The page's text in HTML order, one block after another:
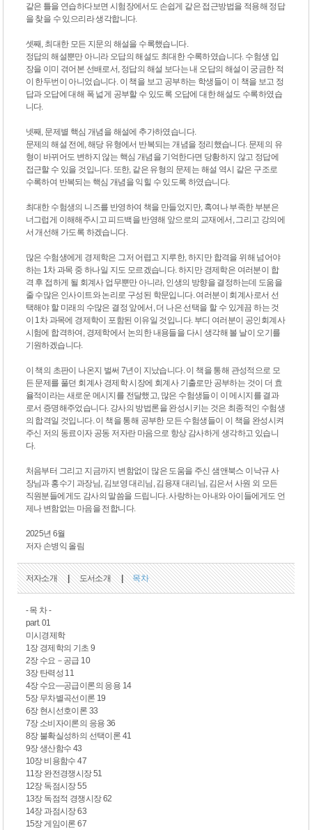
같은 틀을 연습하다보면 시험장에서도 손쉽게 같은 접근방법을 적용해 정답
을 찾을 수 있으리라 생각합니다.
셋째, 최대한 모든 지문의 해설을 수록했습니다.
정답의 해설뿐만 아니라 오답의 해설도 최대한 수록하였습니다. 수험생 입
장을 이미 겪어본 선배로서, 정답의 해설 보다는 내 오답의 해설이 궁금한 적
이 한두번이 아니었습니다. 이 책을 보고 공부하는 학생들이 이 책을 보고 정
답과 오답에 대해 폭 넓게 공부할 수 있도록 오답에 대한 해설도 수록하였습
니다.
넷째, 문제별 핵심 개념을 해설에 추가하였습니다.
문제의 해설 전에, 해당 유형에서 반복되는 개념을 정리했습니다. 문제의 유
형이 바뀌어도 변하지 않는 핵심 개념을 기억한다면 당황하지 않고 정답에
접근할 수 있을 것입니다. 또한, 같은 유형의 문제는 해설 역시 같은 구조로
수록하여 반복되는 핵심 개념을 익힐 수 있도록 하였습니다.
최대한 수험생의 니즈를 반영하여 책을 만들었지만, 혹여나 부족한 부분은
너그럽게 이해해주시고 피드백을 반영해 앞으로의 교재에서, 그리고 강의에
서 개선해 가도록 하겠습니다.
많은 수험생에게 경제학은 그저 어렵고 지루한, 하지만 합격을 위해 넘어야
하는 1차 과목 중 하나일 지도 모르겠습니다. 하지만 경제학은 여러분이 합
격 후 접하게 될 회계사 업무뿐만 아니라, 인생의 방향을 결정하는데 도움을
줄 수많은 인사이트와 논리로 구성된 학문입니다. 여러분이 회계사로서 선
택해야 할 미래의 수많은 결정 앞에서, 더 나은 선택을 할 수 있게끔 하는 것
이 1차 과목에 경제학이 포함된 이유일 것입니다. 부디 여러분이 공인회계사
시험에 합격하여, 경제학에서 논의한 내용들을 다시 생각해 볼 날이 오기를
기원하겠습니다.
이 책의 초판이 나온지 벌써 7년이 지났습니다. 이 책을 통해 관성적으로 모
든 문제를 풀던 회계사 경제학 시장에 회계사 기출로만 공부하는 것이 더 효
율적이라는 새로운 메시지를 전달했고, 많은 수험생들이 이 메시지를 결과
로서 증명해주었습니다. 강사의 방법론을 완성시키는 것은 최종적인 수험생
의 합격일 것입니다. 이 책을 통해 공부한 모든 수험생들이 이 책을 완성시켜
주신 저의 동료이자 공동 저자란 마음으로 항상 감사하게 생각하고 있습니
다.
처음부터 그리고 지금까지 변함없이 많은 도움을 주신 샘앤북스 이낙규 사
장님과 홍수기 과장님, 김보영 대리님, 김용재 대리님, 김은서 사원 외 모든
직원분들에게도 감사의 말씀을 드립니다. 사랑하는 아내와 아이들에게도 언
제나 변함없는 마음을 전합니다.
2025년 6월
저자 손병익 올림
저자소개 | 도서소개 | 목차
- 목 차 -
part. 01
미시경제학
1장 경제학의 기초 9
2장 수요－공급 10
3장 탄력성 11
4장 수요―공급이론의 응용 14
5장 무차별곡선이론 19
6장 현시선호이론 33
7장 소비자이론의 응용 36
8장 불확실성하의 선택이론 41
9장 생산함수 43
10장 비용함수 47
11장 완전경쟁시장 51
12장 독점시장 55
13장 독점적 경쟁시장 62
14장 과점시장 63
15장 게임이론 67